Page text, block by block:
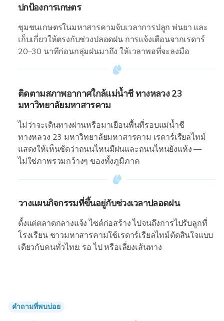
ปกป้องการเกษตร
ชุมชนเกษตรในมหาสารคามจับเวลาการปลูก พ่นยา และ
เก็บเกี่ยวให้ตรงกับช่วงปลอดฝน การแจ้งเตือนจากเรดาร์
20–30 นาทีก่อนกลุ่มฝนมาถึง ให้เวลาพอที่จะลงมือ
ติดตามสภาพอากาศใกล้แม่น้ำชี ทางหลวง 23
มหาวิทยาลัยมหาสารคาม
ไม่ว่าจะเดินทางผ่านหรือมาเยือนพื้นที่รอบแม่น้ำชี
ทางหลวง 23 มหาวิทยาลัยมหาสารคาม เรดาร์เรียลไทม์
แสดงให้เห็นชัดว่าถนนไหนมีฝนและถนนไหนยังแห้ง —
ไม่ใช่ภาพรวมกว้างๆ ของทั้งภูมิภาค
วางแผนกิจกรรมที่ขึ้นอยู่กับช่วงเวลาปลอดฝน
ตั้งแต่ตลาดกลางแจ้ง ไซต์ก่อสร้าง ไปจนถึงการไปรับลูกที่
โรงเรียน ชาวมหาสารคามใช้เรดาร์เรียลไทม์ตัดสินใจแบบ
เดียวกับคนทั่วไทย: รอ ไป หรือเลี่ยงเส้นทาง
คำถามที่พบบ่อย